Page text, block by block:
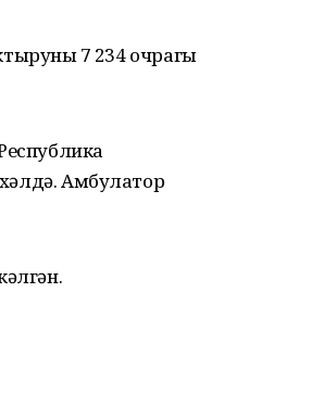
7 234 очрагы
Амбулатор